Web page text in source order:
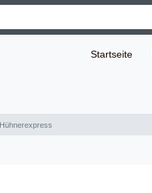
Startseite
Hühnerexpress